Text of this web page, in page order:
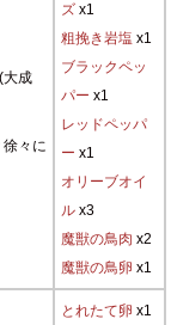
(大成
々に
ズx1
粗挽き岩塩 x1
ブラックペッ
パー x1
レッドペッパ
ー x1
オリーブオイ
ルx3
魔獣の鳥肉 x2
魔獣の鳥卵 x1
とれたて卵 x1